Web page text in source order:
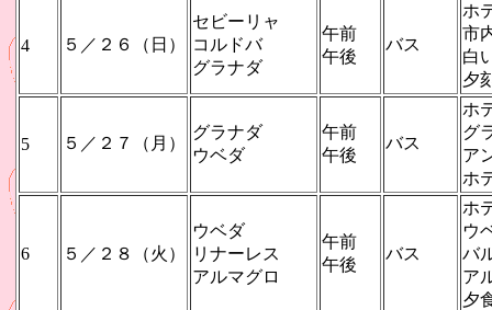
4 ５／２６（日）
セビーリャ
コルドバ
グラナダ
午前
午後
バス
ホ
市
白
夕
5 ５／２７（月）
グラナダ
ウベダ
午前
午後
バス
ホ
グ
ア
ホ
6 ５／２８（火）
ウベダ
リナーレス
アルマグロ
午前
午後
バス
ホ
ウ
バ
ア
夕